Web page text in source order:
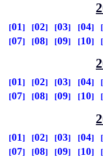
01 02 03 04
07
08 09 10
01 02 03 04
07
08 09 10
01 02 03 04
07
08 09 10